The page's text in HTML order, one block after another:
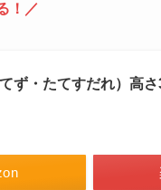
！／
ず・たてすだれ）高